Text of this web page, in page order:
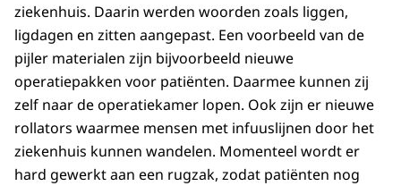
ziekenhuis. Daarin werden woorden zoals liggen,
ligdagen en zitten aangepast. Een voorbeeld van de
pijler materialen zijn bijvoorbeeld nieuwe
operatiepakken voor patiënten. Daarmee kunnen zij
zelf naar de operatiekamer lopen. Ook zijn er nieuwe
rollators waarmee mensen met infuuslijnen door het
ziekenhuis kunnen wandelen. Momenteel wordt er
hard gewerkt aan een rugzak, zodat patiënten nog